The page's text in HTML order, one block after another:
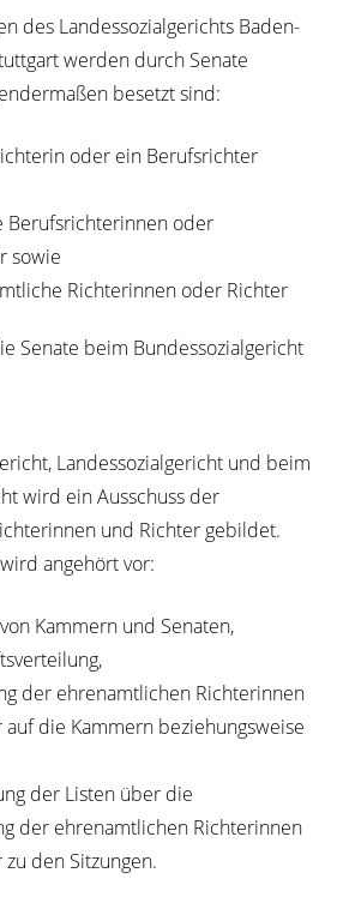
des Landessozialgerichts Baden-
werden durch Senate
besetzt sind:
oder ein Berufsrichter
Berufsrichterinnen oder
sowie
Richterinnen oder Richter
Senate beim Bundessozialgericht
Landessozialgericht und beim
wird ein Ausschuss der
und Richter gebildet.
angehört vor:
Kammern und Senaten,
der ehrenamtlichen Richterinnen
die Kammern beziehungsweise
der Listen über die
der ehrenamtlichen Richterinnen
den Sitzungen.